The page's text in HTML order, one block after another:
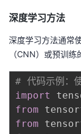
深度学习方法
深度学习方法通常
（CNN）或预训练
# 代码示例：
import
from
from